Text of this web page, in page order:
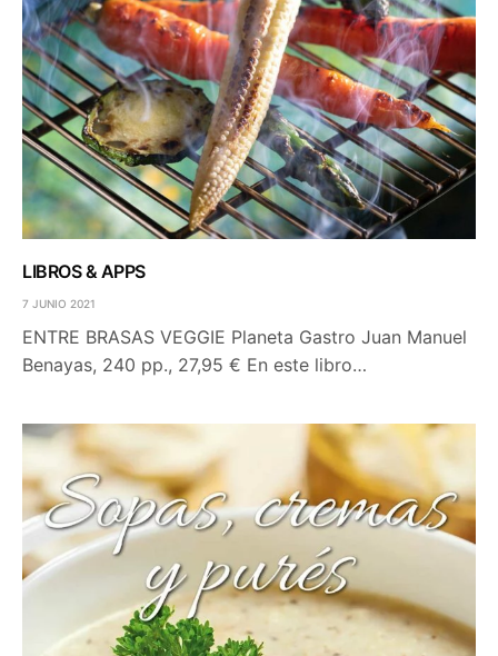
LIBROS & APPS
7 JUNIO 2021
ENTRE BRASAS VEGGIE Planeta Gastro Juan Manuel
Benayas, 240 pp., 27,95 € En este libro…